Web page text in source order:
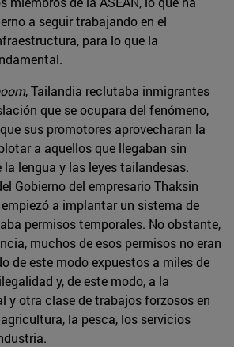
a seguir trabajando en el
para lo que la
, Tailandia reclutaba inmigrantes
que se ocupara del fenómeno,
sus promotores aprovecharan la
a aquellos que llegaban sin
lengua y las leyes tailandesas.
Gobierno del empresario Thaksin
a implantar un sistema de
permisos temporales. No obstante,
muchos de esos permisos no eran
de este modo expuestos a miles de
y, de este modo, a la
y otra clase de trabajos forzosos en
la pesca, los servicios